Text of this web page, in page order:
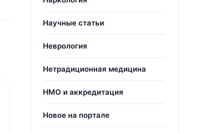
Научные статьи
Неврология
Нетрадиционная медицина
НМО и аккредитация
Новое на портале